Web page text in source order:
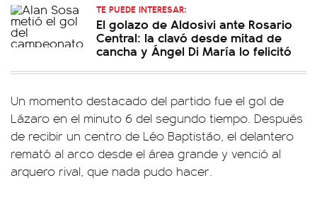
TE PUEDE INTERESAR:
El golazo de Aldosivi ante Rosario
Central: la clavó desde mitad de
cancha y Ángel Di María lo felicitó
Un momento destacado del partido fue el gol de
Lázaro en el minuto 6 del segundo tiempo. Después
de recibir un centro de Léo Baptistão, el delantero
remató al arco desde el área grande y venció al
arquero rival, que nada pudo hacer.